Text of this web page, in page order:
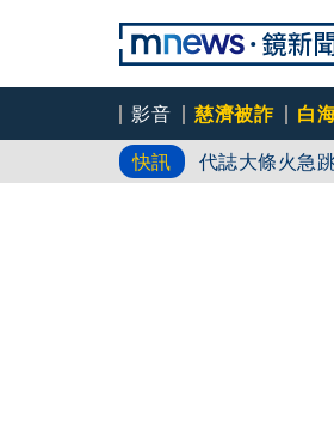
影音 慈濟被詐 白
快訊
代誌大條火急
又要不副署？